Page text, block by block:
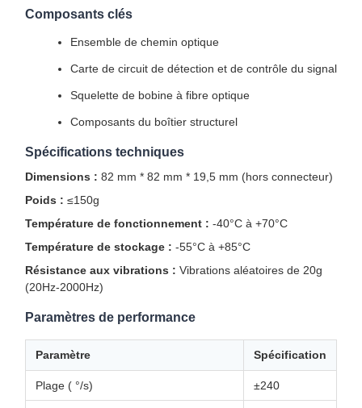
Composants clés
Ensemble de chemin optique
Carte de circuit de détection et de contrôle du signal
Squelette de bobine à fibre optique
Composants du boîtier structurel
Spécifications techniques
Dimensions : 82 mm * 82 mm * 19,5 mm (hors connecteur)
Poids : ≤150g
Température de fonctionnement : -40°C à +70°C
Température de stockage : -55°C à +85°C
Résistance aux vibrations : Vibrations aléatoires de 20g
(20Hz-2000Hz)
Paramètres de performance
Paramètre Spécification
Plage ( °/s) ±240